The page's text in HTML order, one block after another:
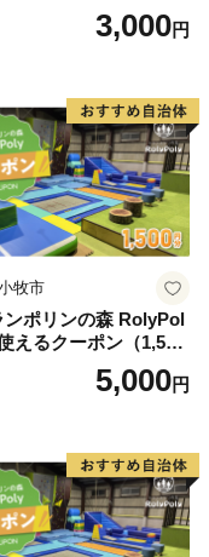
3,000円
牧市
ンポリンの森 RolyPol
えるクーポン（1,500
5,000円